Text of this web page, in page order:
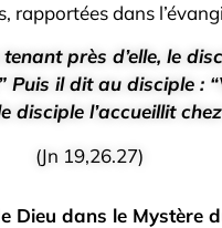
dans
près d’elle, le
Puis il dit au disciple :
disciple l’accueillit
(Jn 19,26.27)
Dieu dans le Mystère